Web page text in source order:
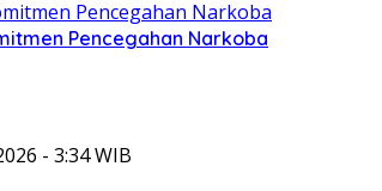
Pencegahan Narkoba
- 3:34 WIB